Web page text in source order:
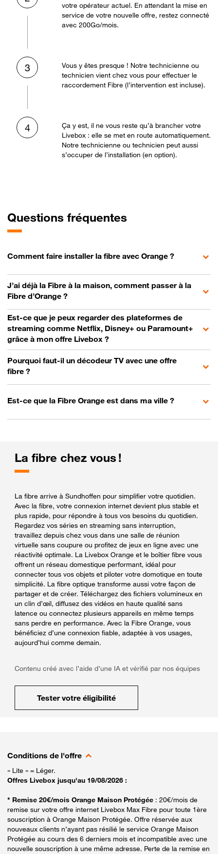
votre opérateur actuel. En attendant la mise en
service de votre nouvelle offre, restez connecté
avec 200Go/mois.
3
Vous y êtes presque ! Notre technicienne ou
technicien vient chez vous pour effectuer le
raccordement Fibre (l’intervention est incluse).
4
Ça y est, il ne vous reste qu’à brancher votre
Livebox : elle se met en route automatiquement.
Notre technicienne ou technicien peut aussi
s’occuper de l’installation (en option).
Questions fréquentes
Comment faire installer la fibre avec Orange ?
J’ai déjà la Fibre à la maison, comment passer à la
Fibre d’Orange ?
Est-ce que je peux regarder des plateformes de
streaming comme Netflix, Disney+ ou Paramount+
grâce à mon offre Livebox ?
Pourquoi faut-il un décodeur TV avec une offre
fibre ?
Est-ce que la Fibre Orange est dans ma ville ?
La fibre chez vous !
La fibre arrive à Sundhoffen pour simplifier votre quotidien.
Avec la fibre, votre connexion internet devient plus stable et
plus rapide, pour répondre à tous vos besoins du quotidien.
Regardez vos séries en streaming sans interruption,
travaillez depuis chez vous dans une salle de réunion
virtuelle sans coupure ou profitez de jeux en ligne avec une
réactivité optimale. La Livebox Orange et le boîtier fibre vous
offrent un réseau domestique performant, idéal pour
connecter tous vos objets et piloter votre domotique en toute
simplicité. La fibre optique transforme aussi votre façon de
partager et de créer. Téléchargez des fichiers volumineux en
un clin d’œil, diffusez des vidéos en haute qualité sans
latence ou connectez plusieurs appareils en même temps
sans perdre en performance. Avec la Fibre Orange, vous
bénéficiez d’une connexion fiable, adaptée à vos usages,
aujourd’hui comme demain.
Contenu créé avec l’aide d’une IA et vérifié par nos équipes
Tester votre éligibilité
Conditions de l'offre
« Lite » = Léger.
Offres Livebox jusqu'au 19/08/2026 :
* Remise 20€/mois Orange Maison Protégée : 20€/mois de
remise sur votre offre internet Livebox Max Fibre pour toute 1ère
souscription à Orange Maison Protégée. Offre réservée aux
nouveaux clients n’ayant pas résilié le service Orange Maison
Protégée au cours des 6 derniers mois et incompatible avec une
nouvelle souscription à une même adresse. Perte de la remise en